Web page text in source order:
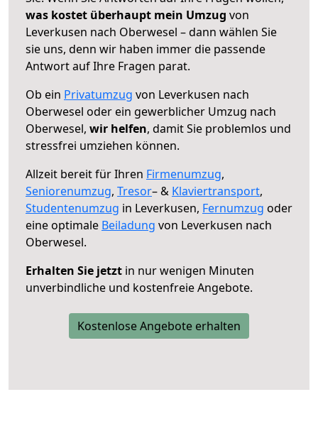
was kostet überhaupt mein Umzug von
Leverkusen nach Oberwesel – dann wählen Sie
sie uns, denn wir haben immer die passende
Antwort auf Ihre Fragen parat.
Ob ein Privatumzug von Leverkusen nach
Oberwesel oder ein gewerblicher Umzug nach
Oberwesel, wir helfen, damit Sie problemlos und
stressfrei umziehen können.
Allzeit bereit für Ihren Firmenumzug,
Seniorenumzug, Tresor– & Klaviertransport,
Studentenumzug in Leverkusen, Fernumzug oder
eine optimale Beiladung von Leverkusen nach
Oberwesel.
Erhalten Sie jetzt in nur wenigen Minuten
unverbindliche und kostenfreie Angebote.
Kostenlose Angebote erhalten